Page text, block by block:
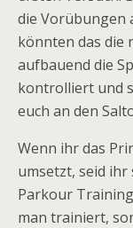
die Vorübungen
könnten das die
aufbauend die
kontrolliert und
euch an den
Wenn ihr das
umsetzt, seid ihr
Parkour
man trainiert,